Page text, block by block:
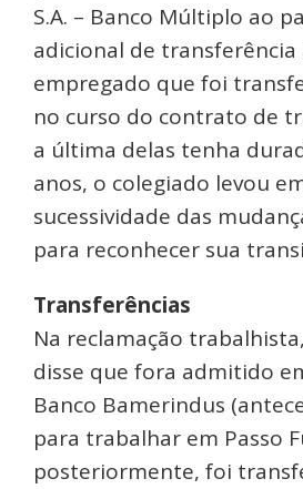
S.A. – Banco Múltiplo ao
adicional de transferência
empregado que foi
no curso do contrato de
a última delas tenha
anos, o colegiado levou
sucessividade das
para reconhecer sua
Transferências
Na reclamação
disse que fora admitido
Banco Bamerindus
para trabalhar em Passo
posteriormente, foi